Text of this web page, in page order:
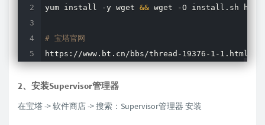
yum install -y wget && wget -O install.sh
# 宝塔官网
https://www.bt.cn/bbs/thread-19376-1-1.html
2、安装Supervisor管理器
在宝塔 -> 软件商店 -> 搜索：Supervisor管理器 安装